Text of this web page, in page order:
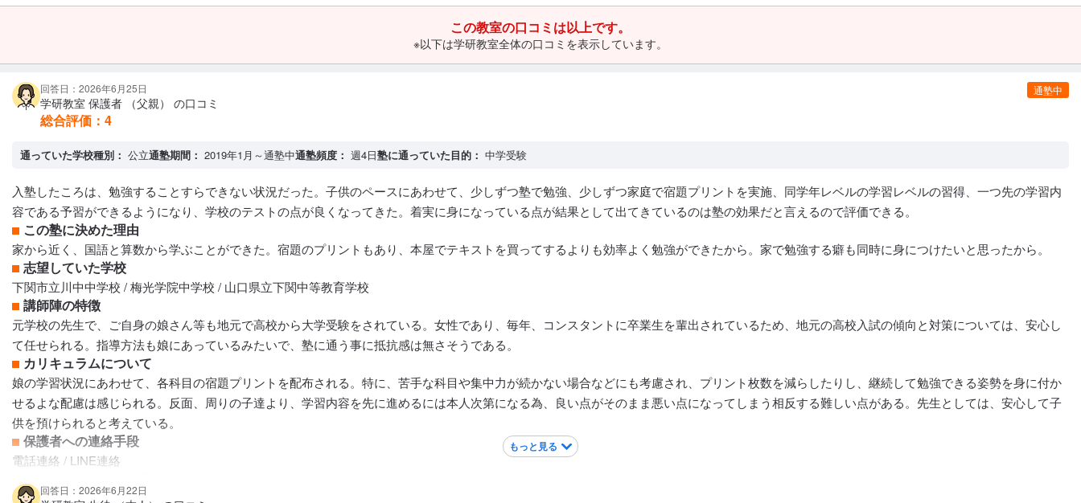
家から徒歩五分以内で、かつ学校からも五分以内で行ける距離だった。
この教室の口コミは以上です。
※以下は学研教室全体の口コミを表示しています。
通塾中
回答日：2026年6月25日
学研教室 保護者 （父親） の口コミ
総合評価： 4
通っていた学校種別： 公立通塾期間： 2019年1月～通塾中通塾頻度： 週4日塾に通っていた目的： 中学受験
入塾したころは、勉強することすらできない状況だった。子供のペースにあわせて、少しずつ塾で勉強、少しずつ家庭で宿題プリントを実施、同学年レベルの学習レベルの習得、一つ先の学習内
容である予習ができるようになり、学校のテストの点が良くなってきた。着実に身になっている点が結果として出てきているのは塾の効果だと言えるので評価できる。
この塾に決めた理由
家から近く、国語と算数から学ぶことができた。宿題のプリントもあり、本屋でテキストを買ってするよりも効率よく勉強ができたから。家で勉強する癖も同時に身につけたいと思ったから。
志望していた学校
下関市立川中中学校 / 梅光学院中学校 / 山口県立下関中等教育学校
講師陣の特徴
元学校の先生で、ご自身の娘さん等も地元で高校から大学受験をされている。女性であり、毎年、コンスタントに卒業生を輩出されているため、地元の高校入試の傾向と対策については、安心し
て任せられる。指導方法も娘にあっているみたいで、塾に通う事に抵抗感は無さそうである。
カリキュラムについて
娘の学習状況にあわせて、各科目の宿題プリントを配布される。特に、苦手な科目や集中力が続かない場合などにも考慮され、プリント枚数を減らしたりし、継続して勉強できる姿勢を身に付か
せるよな配慮は感じられる。反面、周りの子達より、学習内容を先に進めるには本人次第になる為、良い点がそのまま悪い点になってしまう相反する難しい点がある。先生としては、安心して子
供を預けられると考えている。
保護者への連絡手段
電話連絡 / LINE連絡
家から歩いて行ける距離、学校からも歩いて行ける距離で家、学研、学校が三角形で結べる範囲にある。周辺にも同年代の子供達も多く、学研内でも知り合いができた。
もっと見る
回答日：2026年6月22日